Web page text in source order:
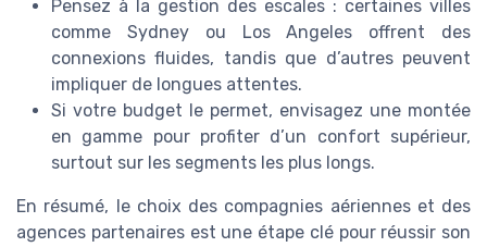
Pensez à la gestion des escales : certaines villes
comme Sydney ou Los Angeles offrent des
connexions fluides, tandis que d’autres peuvent
impliquer de longues attentes.
Si votre budget le permet, envisagez une montée
en gamme pour profiter d’un confort supérieur,
surtout sur les segments les plus longs.
En résumé, le choix des compagnies aériennes et des
agences partenaires est une étape clé pour réussir son